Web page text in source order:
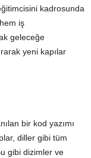
kadrosunda
iş
geleceğe
yeni kapılar
bir kod yazımı
diller gibi tüm
gibi dizimler ve